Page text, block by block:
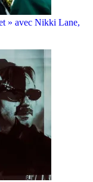
» avec Nikki Lane,